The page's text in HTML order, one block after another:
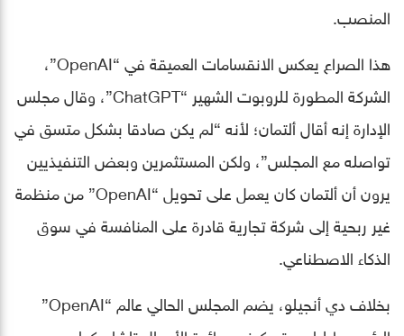
المنصب.
هذا الصراع يعكس الانقسامات العميقة في “OpenAI”،
الشركة المطورة للروبوت الشهير “ChatGPT”، وقال مجلس
الإدارة إنه أقال ألتمان؛ لأنه “لم يكن صادقا بشكل متسق في
تواصله مع المجلس”، ولكن المستثمرين وبعض التنفيذيين
يرون أن ألتمان كان يعمل على تحويل “OpenAI” من منظمة
غير ربحية إلى شركة تجارية قادرة على المنافسة في سوق
الذكاء الاصطناعي.
بخلاف دي أنجيلو، يضم المجلس الحالي عالم “OpenAI”